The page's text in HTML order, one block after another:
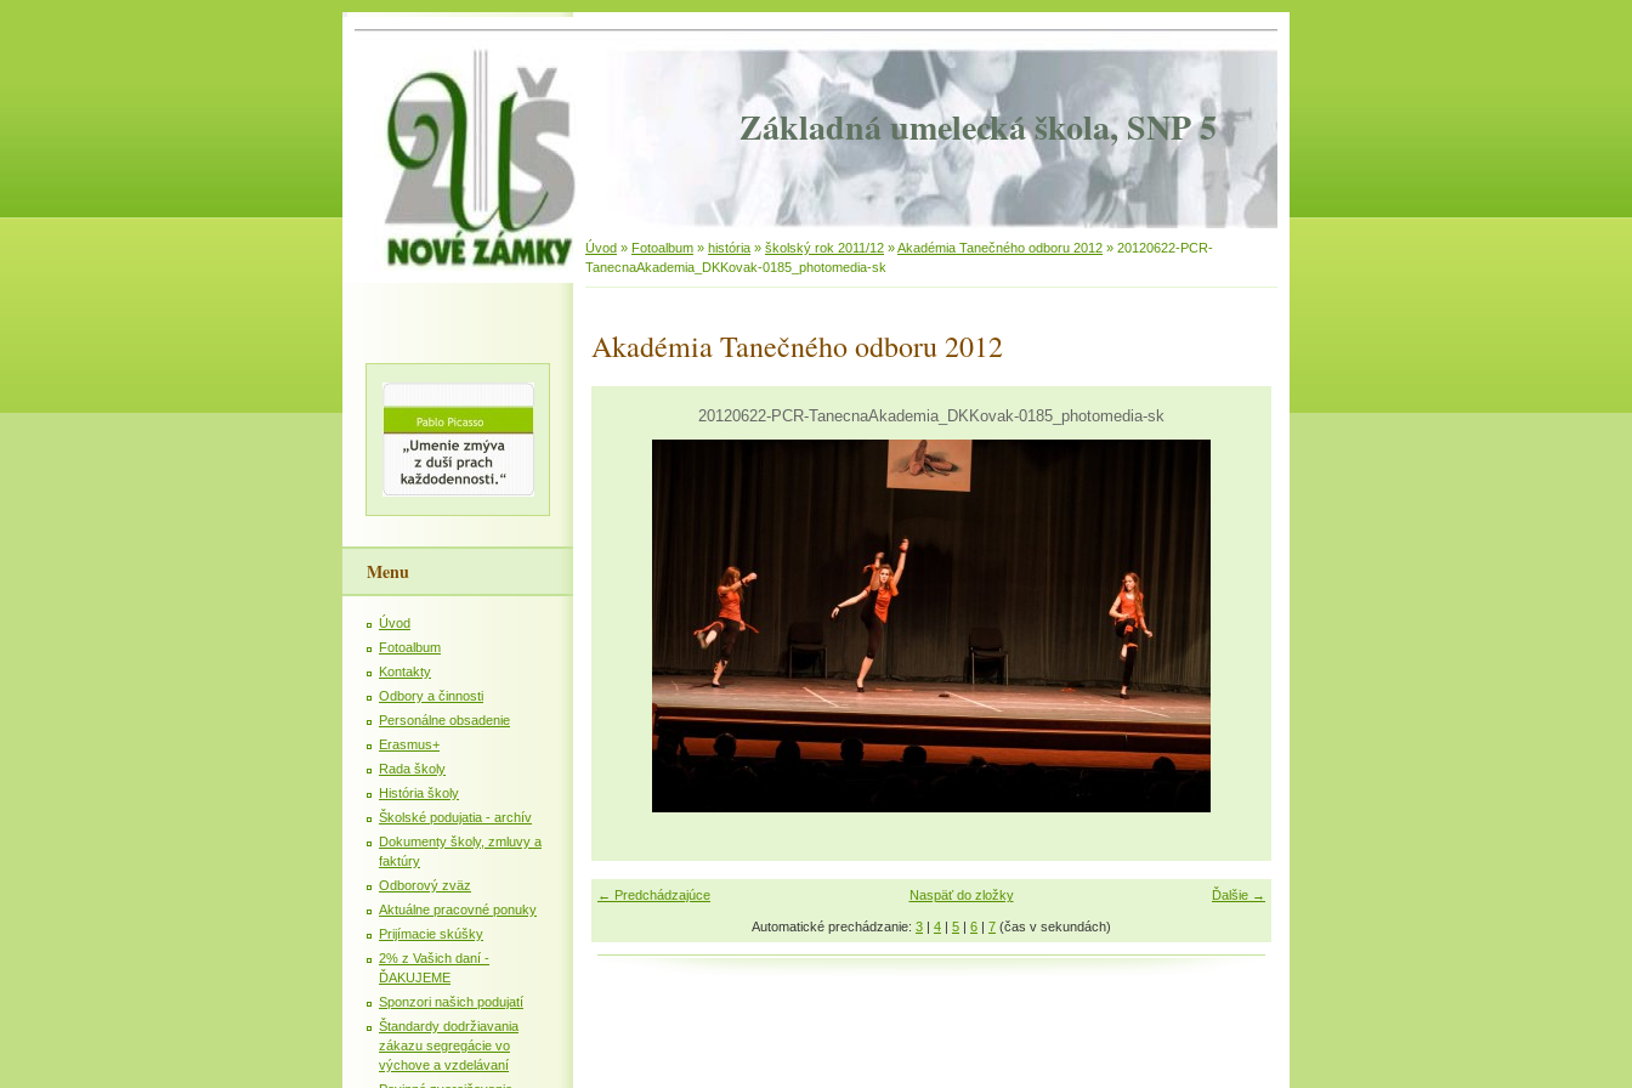
Základná umelecká škola, SNP 5
Úvod » Fotoalbum » história » školský rok 2011/12 »Akadémia Tanečného odboru 2012 » 20120622-PCR-
TanecnaAkademia_DKKovak-0185_photomedia-sk
Akadémia Tanečného odboru 2012
20120622-PCR-TanecnaAkademia_DKKovak-0185_photomedia-sk
← Predchádzajúce Ďalšie →
Naspäť do zložky
Automatické prechádzanie: 3 | 4 | 5 | 6 | 7 (čas v sekundách)
Menu
Úvod
Fotoalbum
Kontakty
Odbory a činnosti
Personálne obsadenie
Erasmus+
Rada školy
História školy
Školské podujatia - archív
Dokumenty školy, zmluvy a
faktúry
Odborový zväz
Aktuálne pracovné ponuky
Prijímacie skúšky
2% z Vašich daní -
ĎAKUJEME
Sponzori našich podujatí
Štandardy dodržiavania
zákazu segregácie vo
výchove a vzdelávaní